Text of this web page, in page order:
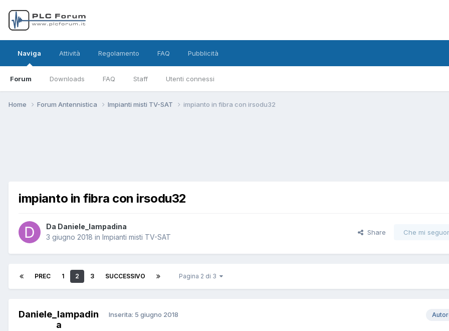
Naviga
Forum Downloads FAQ Staff Utenti connessi
Attività Regolamento FAQ Pubblicità
Home Forum Antennistica Impianti misti TV-SAT impianto in fibra con irsodu32
impianto in fibra con irsodu32
Da Daniele_lampadina
3 giugno 2018 in Impianti misti TV-SAT
Share Che mi
PREC 1 2 3 SUCCESSIVO Pagina 2 di 3
Daniele_lampadin
a
Inserita: 5 giugno 2018